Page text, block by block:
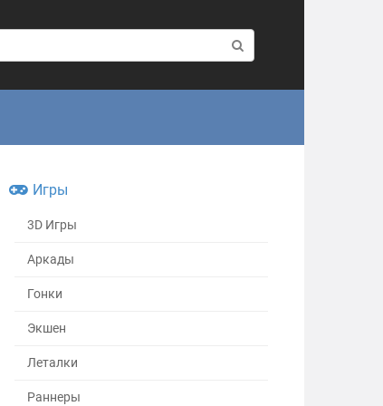
Игры
3D Игры
Аркады
Гонки
Экшен
Леталки
Раннеры